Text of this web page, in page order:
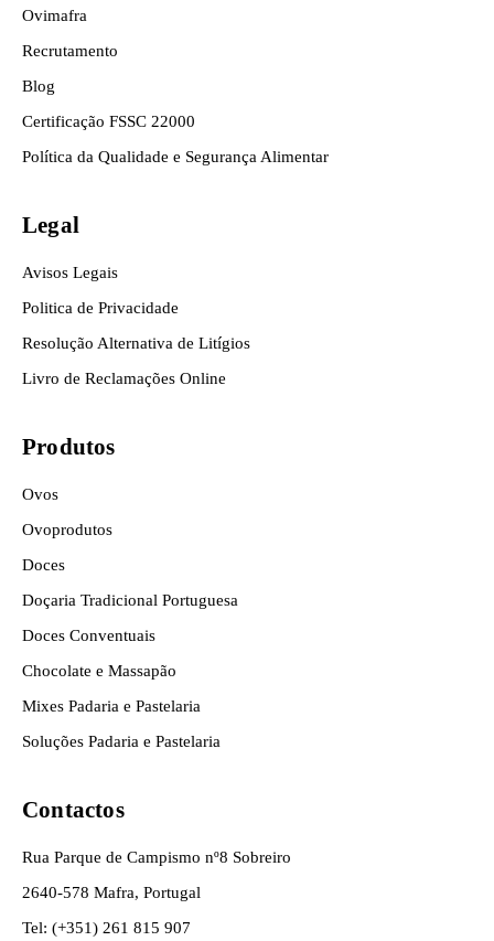
Ovimafra
Recrutamento
Blog
Certificação FSSC 22000
Política da Qualidade e Segurança Alimentar
Legal
Avisos Legais
Politica de Privacidade
Resolução Alternativa de Litígios
Livro de Reclamações Online
Produtos
Ovos
Ovoprodutos
Doces
Doçaria Tradicional Portuguesa
Doces Conventuais
Chocolate e Massapão
Mixes Padaria e Pastelaria
Soluções Padaria e Pastelaria
Contactos
Rua Parque de Campismo nº8 Sobreiro
2640-578 Mafra, Portugal
Tel: (+351) 261 815 907